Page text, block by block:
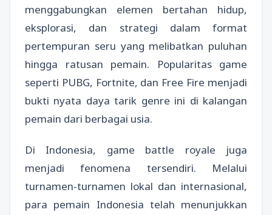
menggabungkan elemen bertahan hidup,
eksplorasi, dan strategi dalam format
pertempuran seru yang melibatkan puluhan
hingga ratusan pemain. Popularitas game
seperti PUBG, Fortnite, dan Free Fire menjadi
bukti nyata daya tarik genre ini di kalangan
pemain dari berbagai usia.
Di Indonesia, game battle royale juga
menjadi fenomena tersendiri. Melalui
turnamen-turnamen lokal dan internasional,
para pemain Indonesia telah menunjukkan